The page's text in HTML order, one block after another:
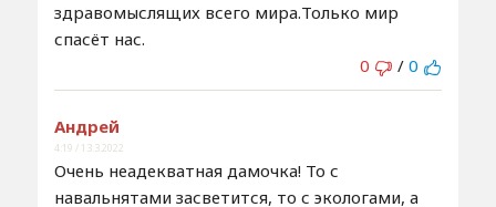
здравомыслящих всего мира.Только мир
спасёт нас.
0
/ 0
Андрей
4:19 / 13.3.2022
Очень неадекватная дамочка! То с
навальнятами засветится, то с экологами, а